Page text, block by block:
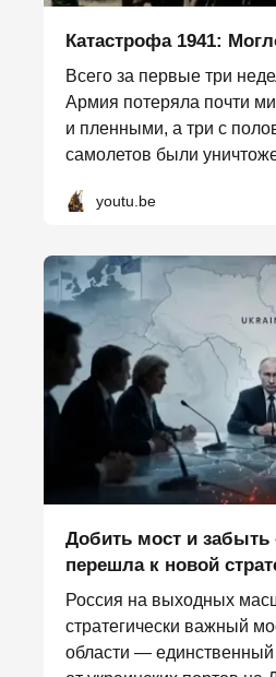
Катастрофа 1941:
Всего за первые три
Армия потеряла почти
и пленными, а три с
самолетов были
youtu.be
Добить мост и забыть
перешла к новой
Россия на выходных
стратегически важный
области —